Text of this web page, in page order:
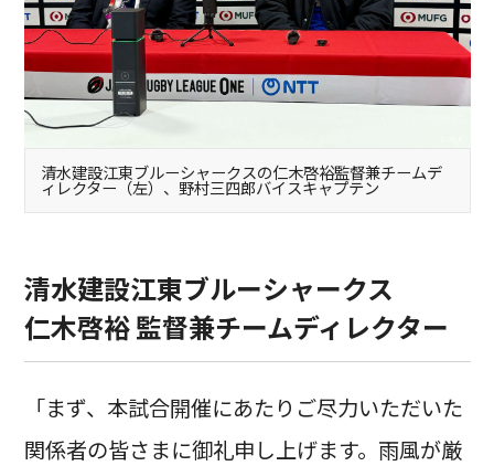
清水建設江東ブルーシャークスの仁木啓裕監督兼チームデ
ィレクター（左）、野村三四郎バイスキャプテン
清水建設江東ブルーシャークス
仁木啓裕 監督兼チームディレクター
「まず、本試合開催にあたりご尽力いただいた
関係者の皆さまに御礼申し上げます。雨風が厳